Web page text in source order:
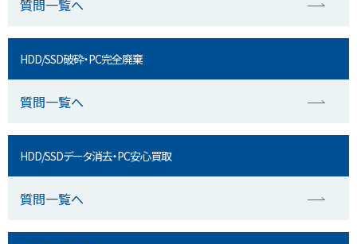
質問一覧へ
HDD/SSD破砕・PC完全廃棄
質問一覧へ
HDD/SSDデータ消去・PC安心買取
質問一覧へ